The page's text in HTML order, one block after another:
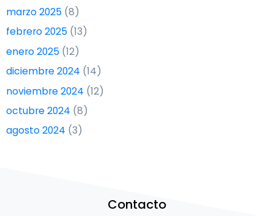
marzo 2025 (8)
febrero 2025 (13)
enero 2025 (12)
diciembre 2024 (14)
noviembre 2024 (12)
octubre 2024 (8)
agosto 2024 (3)
Contacto